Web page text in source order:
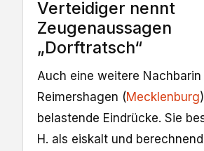
Verteidiger nennt
Zeugenaussagen
„Dorftratsch“
Auch eine weitere Nachbarin
Reimershagen (Mecklenburg
belastende Eindrücke. Sie
H. als eiskalt und